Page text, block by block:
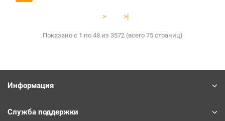
> >|
Показано с 1 по 48 из 3572 (всего 75 страниц)
Информация
Служба поддержки